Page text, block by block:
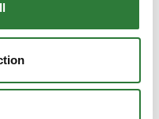
Agro
til